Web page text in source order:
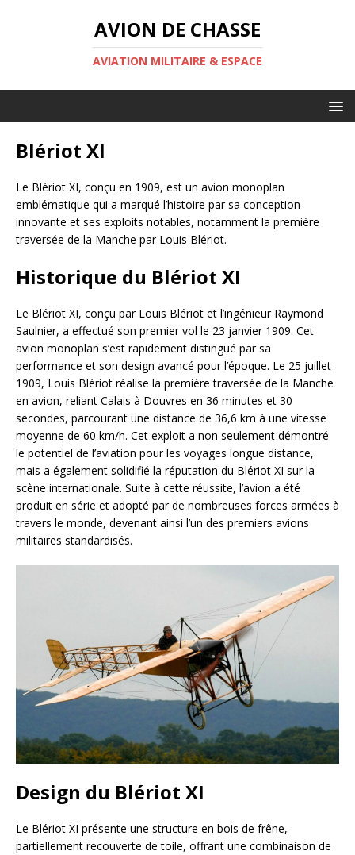
AVION DE CHASSE
AVIATION MILITAIRE & ESPACE
Blériot XI
Le Blériot XI, conçu en 1909, est un avion monoplan
emblématique qui a marqué l’histoire par sa conception
innovante et ses exploits notables, notamment la première
traversée de la Manche par Louis Blériot.
Historique du Blériot XI
Le Blériot XI, conçu par Louis Blériot et l’ingénieur Raymond
Saulnier, a effectué son premier vol le 23 janvier 1909. Cet
avion monoplan s’est rapidement distingué par sa
performance et son design avancé pour l’époque. Le 25 juillet
1909, Louis Blériot réalise la première traversée de la Manche
en avion, reliant Calais à Douvres en 36 minutes et 30
secondes, parcourant une distance de 36,6 km à une vitesse
moyenne de 60 km/h. Cet exploit a non seulement démontré
le potentiel de l’aviation pour les voyages longue distance,
mais a également solidifié la réputation du Blériot XI sur la
scène internationale. Suite à cette réussite, l’avion a été
produit en série et adopté par de nombreuses forces armées à
travers le monde, devenant ainsi l’un des premiers avions
militaires standardisés.
Design du Blériot XI
Le Blériot XI présente une structure en bois de frêne,
partiellement recouverte de toile, offrant une combinaison de